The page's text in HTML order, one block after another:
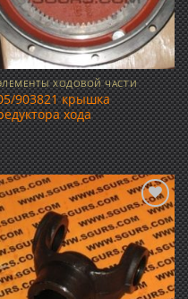
ХОДОВОЙ ЧАСТИ
903821 крышка
хода
Добавить
в список
желаний